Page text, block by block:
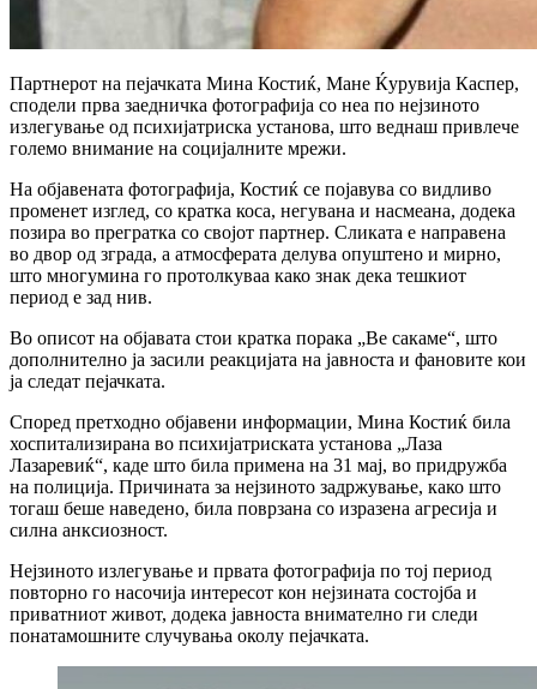
Партнерот на пејачката Мина Костиќ, Мане Ќурувија Каспер,
сподели прва заедничка фотографија со неа по нејзиното
излегување од психијатриска установа, што веднаш привлече
големо внимание на социјалните мрежи.
На објавената фотографија, Костиќ се појавува со видливо
променет изглед, со кратка коса, негувана и насмеана, додека
позира во прегратка со својот партнер. Сликата е направена
во двор од зграда, а атмосферата делува опуштено и мирно,
што многумина го протолкуваа како знак дека тешкиот
период е зад нив.
Во описот на објавата стои кратка порака „Ве сакаме“, што
дополнително ја засили реакцијата на јавноста и фановите кои
ја следат пејачката.
Според претходно објавени информации, Мина Костиќ била
хоспитализирана во психијатриската установа „Лаза
Лазаревиќ“, каде што била примена на 31 мај, во придружба
на полиција. Причината за нејзиното задржување, како што
тогаш беше наведено, била поврзана со изразена агресија и
силна анксиозност.
Нејзиното излегување и првата фотографија по тој период
повторно го насочија интересот кон нејзината состојба и
приватниот живот, додека јавноста внимателно ги следи
понатамошните случувања околу пејачката.